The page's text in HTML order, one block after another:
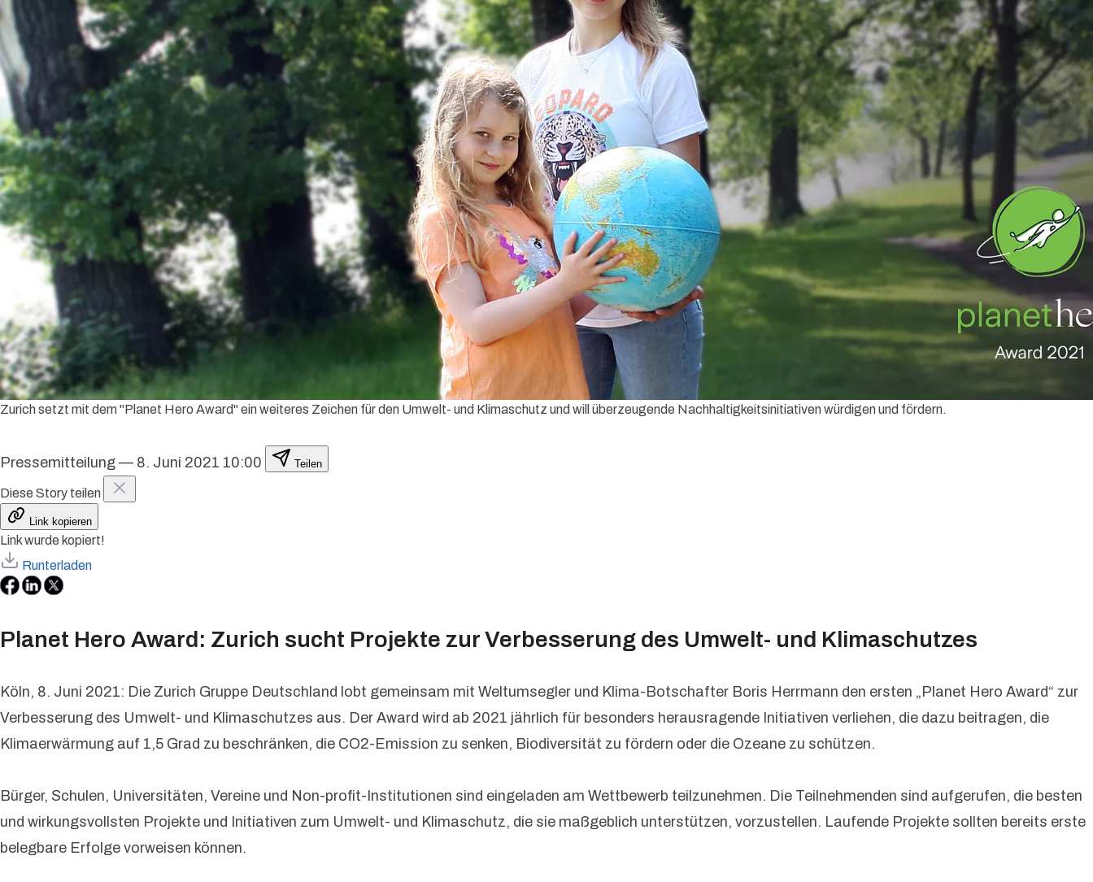
Zurich setzt mit dem "Planet Hero Award" ein weiteres Zeichen für den Umwelt- und Klimaschutz und will überzeugende Nachhaltigkeitsinitiativen würdigen und fördern.
Pressemitteilung — 8. Juni 2021 10:00 Teilen
Diese Story teilen
Link kopieren
Link wurde kopiert!
Runterladen
Planet Hero Award: Zurich sucht Projekte zur Verbesserung des Umwelt- und Klimaschutzes
Köln, 8. Juni 2021: Die Zurich Gruppe Deutschland lobt gemeinsam mit Weltumsegler und Klima-Botschafter Boris Herrmann den ersten „Planet Hero Award“ zur
Verbesserung des Umwelt- und Klimaschutzes aus. Der Award wird ab 2021 jährlich für besonders herausragende Initiativen verliehen, die dazu beitragen, die
Klimaerwärmung auf 1,5 Grad zu beschränken, die CO2-Emission zu senken, Biodiversität zu fördern oder die Ozeane zu schützen.
Bürger, Schulen, Universitäten, Vereine und Non-profit-Institutionen sind eingeladen am Wettbewerb teilzunehmen. Die Teilnehmenden sind aufgerufen, die besten
und wirkungsvollsten Projekte und Initiativen zum Umwelt- und Klimaschutz, die sie maßgeblich unterstützen, vorzustellen. Laufende Projekte sollten bereits erste
belegbare Erfolge vorweisen können.